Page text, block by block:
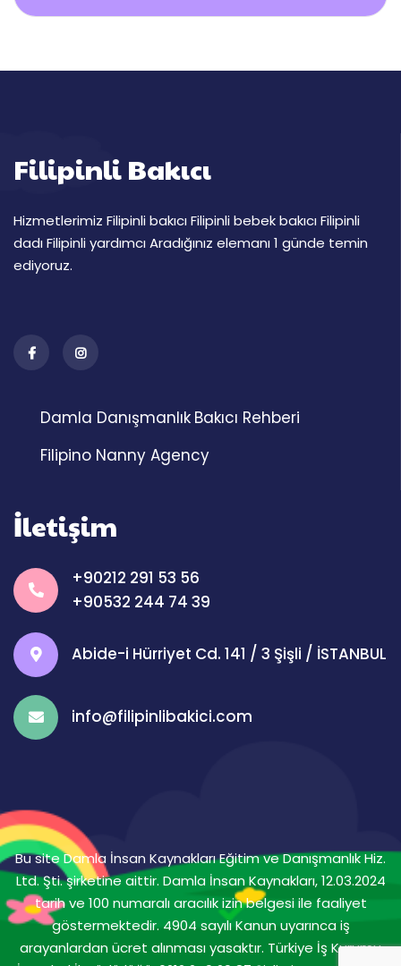
Filipinli Bakıcı
Hizmetlerimiz Filipinli bakıcı Filipinli bebek bakıcı Filipinli
dadı Filipinli yardımcı Aradığınız elemanı 1 günde temin
ediyoruz.
Damla Danışmanlık Bakıcı Rehberi
Filipino Nanny Agency
İletişim
+90212 291 53 56
+90532 244 74 39
Abide-i Hürriyet Cd. 141 / 3 Şişli / İSTANBUL
info@filipinlibakici.com
Bu site Damla İnsan Kaynakları Eğitim ve Danışmanlık Hiz.
Ltd. Şti. şirketine aittir. Damla İnsan Kaynakları, 12.03.2024
tarih ve 100 numaralı aracılık izin belgesi ile faaliyet
göstermektedir. 4904 sayılı Kanun uyarınca iş
arayanlardan ücret alınması yasaktır. Türkiye İş Kurumu